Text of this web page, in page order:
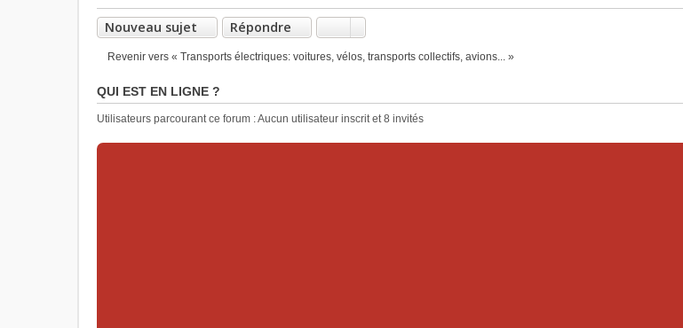
Nouveau sujet Répondre
Revenir vers « Transports électriques: voitures, vélos, transports collectifs, avions... »
QUI EST EN LIGNE ?
Utilisateurs parcourant ce forum : Aucun utilisateur inscrit et 8 invités